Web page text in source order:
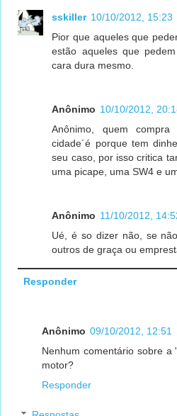
sskiller 10/10/2012, 15:23
Pior que aqueles que
estão aqueles que
cara dura mesmo.
Anônimo 10/10/2012,
Anônimo, quem
cidade´é porque tem
seu caso, por isso critica
uma picape, uma SW4 e
Anônimo 11/10/2012,
Ué, é so dizer não, se
outros de graça ou
Responder
Anônimo 09/10/2012, 12:51
Nenhum comentário sobre
motor?
Responder